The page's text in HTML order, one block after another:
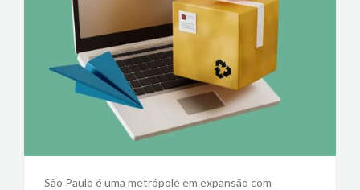
São Paulo é uma metrópole em expansão com